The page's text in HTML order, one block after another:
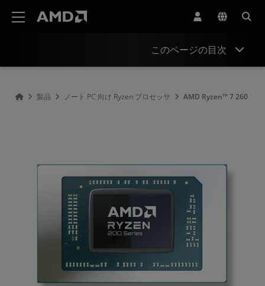
このページの目次
製品 ノート PC 向け Ryzen プロセッサ AMD Ryzen™ 7 260